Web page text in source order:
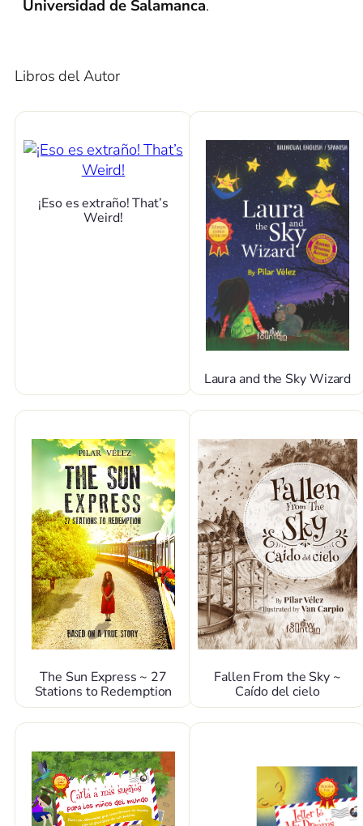
Universidad de Salamanca.
Libros del Autor
¡Eso es extraño! That’s
Weird!
Laura and the Sky Wizard
The Sun Express ~ 27
Stations to Redemption
Fallen From the Sky ~
Caído del cielo